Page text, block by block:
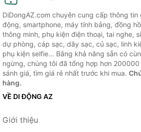
DiDongAZ.com chuyên cung cấp thông tin
động, smartphone, máy tính bảng, đồng
thông minh, phụ kiện điện thoại, tai nghe,
dự phòng, cáp sạc, dây sạc, củ sạc, linh
phụ kiện selfie... Bằng khả năng sẵn có
ngừng, chúng tôi đã tổng hợp hơn
sánh giá, tìm giá rẻ nhất trước khi mua.
hàng.
VỀ DI ĐỘNG AZ
Giới thiệu